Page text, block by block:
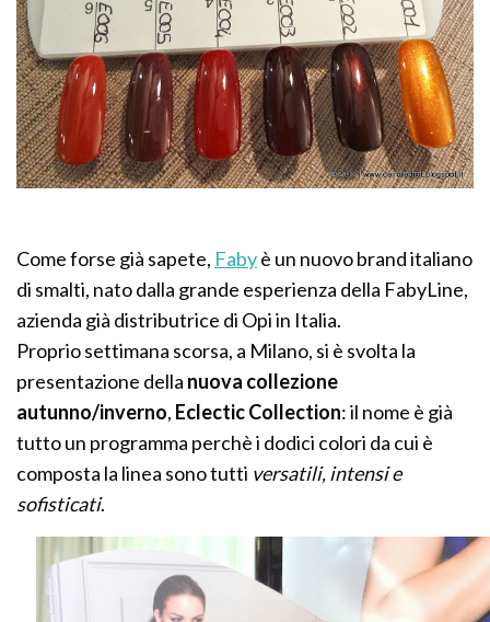
Come forse già sapete, Fabyè un nuovo brand italiano
di smalti, nato dalla grande esperienza della FabyLine,
azienda già distributrice di Opi in Italia.
Proprio settimana scorsa, a Milano, si è svolta la
presentazione della nuova collezione
autunno/inverno, Eclectic Collection: il nome è già
tutto un programma perchè i dodici colori da cui è
composta la linea sono tutti versatili, intensi e
sofisticati.